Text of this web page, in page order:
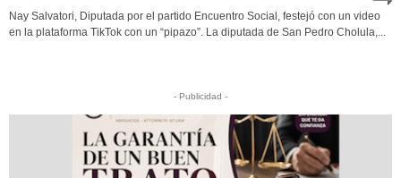
Nay Salvatori, Diputada por el partido Encuentro Social, festejó con un video
en la plataforma TikTok con un “pipazo”. La diputada de San Pedro Cholula,...
- Publicidad -